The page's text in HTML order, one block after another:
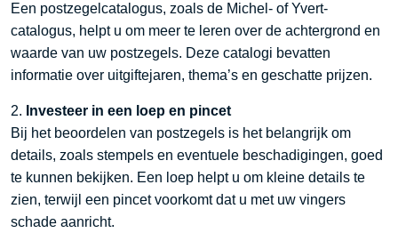
Een postzegelcatalogus, zoals de Michel- of Yvert-
catalogus, helpt u om meer te leren over de achtergrond en
waarde van uw postzegels. Deze catalogi bevatten
informatie over uitgiftejaren, thema’s en geschatte prijzen.
2. Investeer in een loep en pincet
Bij het beoordelen van postzegels is het belangrijk om
details, zoals stempels en eventuele beschadigingen, goed
te kunnen bekijken. Een loep helpt u om kleine details te
zien, terwijl een pincet voorkomt dat u met uw vingers
schade aanricht.